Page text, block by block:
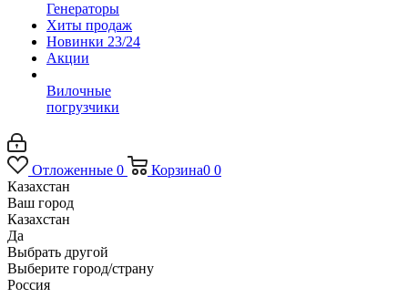
Генераторы
Хиты продаж
Новинки 23/24
Акции
Вилочные
погрузчики
Отложенные 0 Корзина0 0
Казахстан
Ваш город
Казахстан
Да
Выбрать другой
Выберите город/страну
Россия